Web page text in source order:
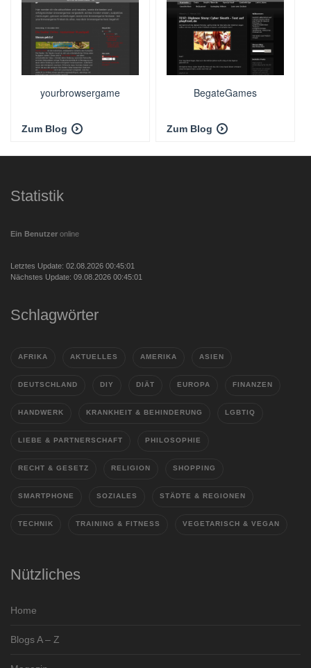
yourbrowsergame
Zum Blog
BegateGames
Zum Blog
Statistik
Ein Benutzer online
Letztes Update: 02.08.2026 00:45:01
Nächstes Update: 09.08.2026 00:45:01
Schlagwörter
AFRIKA AKTUELLES AMERIKA ASIEN
DEUTSCHLAND DIY DIÄT EUROPA FINANZEN
HANDWERK KRANKHEIT & BEHINDERUNG LGBTIQ
LIEBE & PARTNERSCHAFT PHILOSOPHIE
RECHT & GESETZ RELIGION SHOPPING
SMARTPHONE SOZIALES STÄDTE & REGIONEN
TECHNIK TRAINING & FITNESS VEGETARISCH & VEGAN
Nützliches
Home
Blogs A – Z